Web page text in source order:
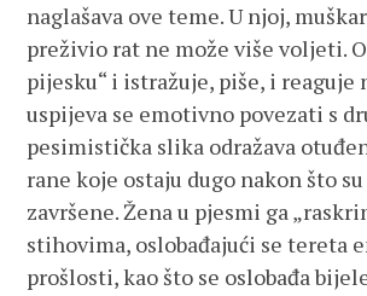
naglašava ove teme. U njoj,
preživio rat ne može više voljeti.
pijesku“ i istražuje, piše, i reaguje
uspijeva se emotivno povezati s
pesimistička slika odražava
rane koje ostaju dugo nakon što
završene. Žena u pjesmi ga
stihovima, oslobađajući se tereta
prošlosti, kao što se oslobađa